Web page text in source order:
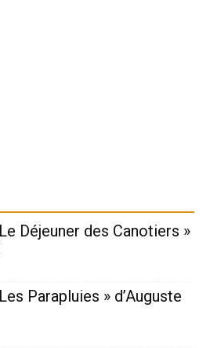
Déjeuner des Canotiers »
Parapluies » d’Auguste